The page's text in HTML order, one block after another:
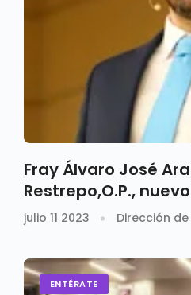
Fray Álvaro José
Restrepo,O.P.,
de la Universidad
julio 11 2023 Dirección
ENTÉRATE